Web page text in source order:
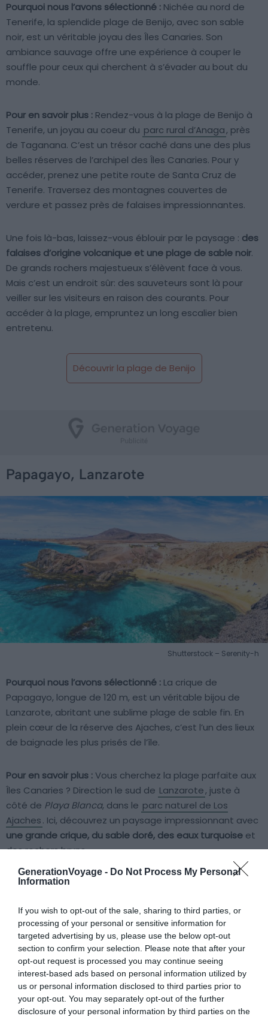
GenerationVoyage - Do Not Process My Personal
Information
If you wish to opt-out of the sale, sharing to third parties, or
processing of your personal or sensitive information for
targeted advertising by us, please use the below opt-out
section to confirm your selection. Please note that after your
opt-out request is processed you may continue seeing
interest-based ads based on personal information utilized by
us or personal information disclosed to third parties prior to
your opt-out. You may separately opt-out of the further
disclosure of your personal information by third parties on the
Pourquoi nous l’avons sélectionné : Nichée au nord de
Tenerife, la splendide plage de Benijo, avec son sable
noir, est un véritable joyau des Îles Canaries. Son
ambiance sauvage offre une expérience à couper le
souffle pour ceux qui cherchent à s’évader au bout du
monde.
Pour en savoir plus : Rendez-vous à la plage de Benijo à
Tenerife, un joyau au coeur du parc rural d’Anaga, près
de Taganana. C’est un trésor caché dans une des plus
belles réserves de l’archipel des Îles Canaries. Pour y
accéder, prenez une petite route de Santa Cruz de
Tenerife. Traversez des montagnes couvertes de
verdure et passez près de falaises impressionnantes.
Une fois là-bas, laissez-vous éblouir par le paysage : des
falaises d’origine volcanique et une plage de sable noir.
De grands rochers majestueux s’élèvent face à vous.
Mais c’est un endroit sûr: des sauveteurs sont là pour
veiller sur les visiteurs en raison des courants. Pour
accéder à la plage, empruntez un long escalier bien
entretenu.
Découvrir la plage de Benijo
Papagayo, Lanzarote
Shutterstock – Serenity-h
Pourquoi nous l’avons sélectionné : La crique de
Papagayo, longue de 120 m, est un véritable bijou de
Lanzarote, abritant une sublime plage de sable fin. En
plein cœur de la réserve des Ajaches, c’est l’un des lieux
de baignade les plus prisés de l’île.
Pour en savoir plus :Vous cherchez la plage parfaite aux
Îles Canaries ? Direction le sud de Lanzarote, juste à
côté de Playa Blanca, dans le parc naturel de Los
Ajaches. Ici, découvrez un paysage impressionnant avec
une grande crique, du sable doré, des eaux turquoise et
des rochers bruns.
Pour ceux qui aiment observer les poissons, le rivage est
est un spot populaire pour les nudistes. En fin de journée,
mangez dans l’un des trois restaurants sur les falaises,
offrant une vue fabuleuse sur l’Océan Atlantique. C’est
l’endroit idéal pour terminer une belle journée sur l’une
des meilleures plages des Îles Canaries. Et cerise sur le
gâteau, cette plage est facile d’accès en voiture.